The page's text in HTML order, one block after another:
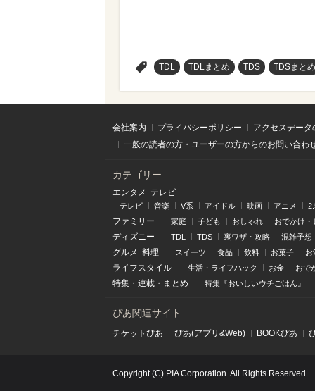
TDL TDLまとめ TDS TDSまとめ
会社案内 プライバシーポリシー アクセスデー
一般の読者の方・ユーザーの方からのお問い合わ
カテゴリー
エンタメ･テレビ
テレビ 音楽 V系 アイドル 映画 アニメ
ファミリー 家庭 子ども おしゃれ おでかけ・
ディズニー TDL TDS 裏ワザ・攻略 混雑予想
グルメ･料理 スイーツ 食品 飲料 お菓子 お
ライフスタイル 生活・ライフハック お金 おで
特集 ・ 連載 ・ まとめ 特集『おいしいウチごはん』
ぴあ関連サイト
チケットぴあ ぴあ(アプリ&Web) BOOKぴあ
Copyright (C) PIA Corporation. All Rights Reserved.